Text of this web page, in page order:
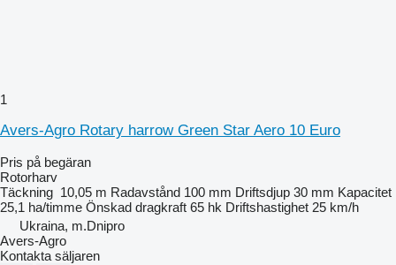
1
Avers-Agro Rotary harrow Green Star Aero 10 Euro
Pris på begäran
Rotorharv
Täckning 10,05 m Radavstånd 100 mm Driftsdjup 30 mm Kapacitet
25,1 ha/timme Önskad dragkraft 65 hk Driftshastighet 25 km/h
Ukraina, m.Dnipro
Avers-Agro
Kontakta säljaren